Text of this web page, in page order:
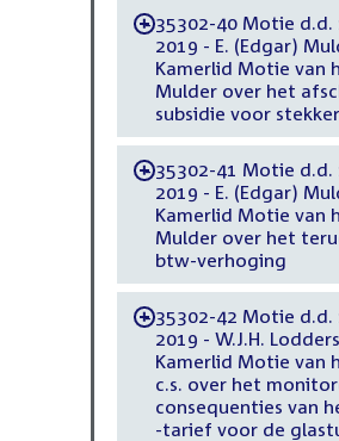
-35302-40 Motie d.d.
2019 - E. (Edgar)
Kamerlid Motie van
Mulder over het
subsidie voor
-35302-41 Motie d.d.
2019 - E. (Edgar)
Kamerlid Motie van
Mulder over het
btw-verhoging
-35302-42 Motie d.d.
2019 - W.J.H.
Kamerlid Motie van
c.s. over het
consequenties van
-tarief voor de